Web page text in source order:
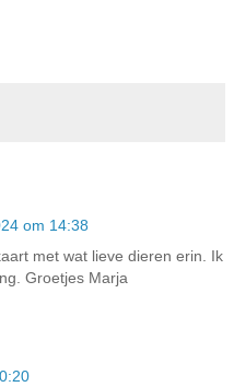
om 14:38
met wat lieve dieren erin. Ik
Groetjes Marja